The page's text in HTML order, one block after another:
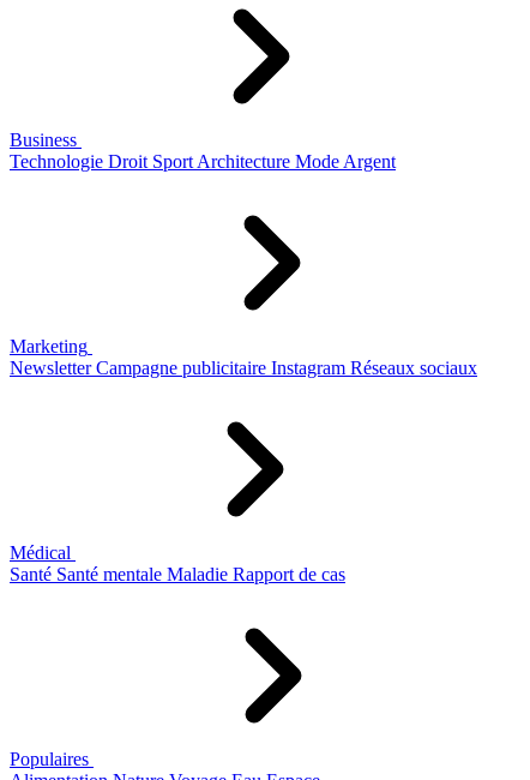
Business
Technologie Droit Sport Architecture Mode Argent
Marketing
Newsletter Campagne publicitaire Instagram Réseaux sociaux
Médical
Santé Santé mentale Maladie Rapport de cas
Populaires